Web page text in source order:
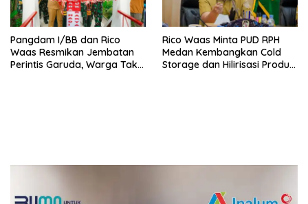
Pangdam I/BB dan Rico
Waas Resmikan Jembatan
Perintis Garuda, Warga Tak
Rico Waas Minta PUD RPH
Medan Kembangkan Cold
Storage dan Hilirisasi Produk